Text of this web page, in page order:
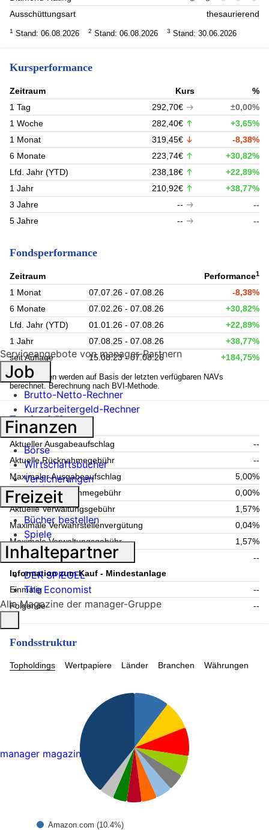
Ausschüttungsart
thesaurierend
1 Stand: 06.08.2026 2 Stand: 06.08.2026 3 Stand: 30.06.2026
Kursperformance
Zeitraum Kurs
%
1 Tag
292,70€
±0,00%
1 Woche
282,40€
+3,65%
1 Monat
319,45€
-8,38%
6 Monate
223,74€
+30,82%
Lfd. Jahr (YTD)
238,18€
+22,89%
1 Jahr
210,92€
+38,77%
3 Jahre
--
--
5 Jahre
-- --
Fondsperformance
Zeitraum Performance1
1 Monat 07.07.26 - 07.08.26
-8,38%
6 Monate
07.02.26 - 07.08.26
+30,82%
Lfd. Jahr (YTD)
01.01.26 - 07.08.26
+22,89%
1 Jahr
07.08.25 - 07.08.26
+38,77%
seit Auflage
15.08.23 - 07.08.26 +184,75%
1Kennzahlen werden auf Basis der letzten verfügbaren NAVs
berechnet. Berechnung nach BVI-Methode.
Fondsgebühren
Aktueller Ausgabeaufschlag
--
Aktuelle Rücknahmegebühr
--
Maximaler Ausgabeaufschlag
5,00%
Maximale Rücknahmegebühr
0,00%
Aktuelle Verwaltungsgebühr
1,57%
Maximale Verwahrstellenvergütung
0,04%
Maximale Verwaltungsgebühr
1,57%
Laufende Kosten
--
Information zum Kauf - Mindestanlage
Einmalig
--
Folgende
--
Fondsstruktur
Topholdings Wertpapiere Länder Branchen Währungen
Amazon.com (10.4%)
Serviceangebote von manager-Partnern
Job
Brutto-Netto-Rechner
Kurzarbeitergeld-Rechner
Finanzen
Börse
Wirtschaftsbücher
Versicherungen
Freizeit
Bücher bestellen
Spiele
Inhaltepartner
DER SPIEGEL
The Economist
Alle Magazine der manager-Gruppe
manager magazin